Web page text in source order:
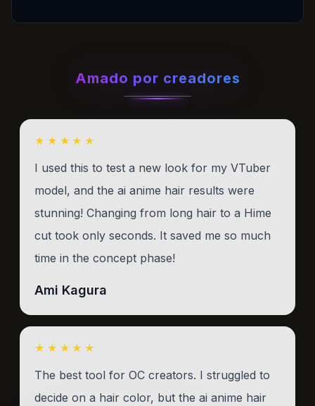
Amado por creadores
★★★★★
I used this to test a new look for my VTuber
model, and the ai anime hair results were
stunning! Changing from long hair to a Hime
cut took only seconds. It saved me so much
time in the concept phase!
Ami Kagura
★★★★★
The best tool for OC creators. I struggled to
decide on a hair color, but the ai anime hair